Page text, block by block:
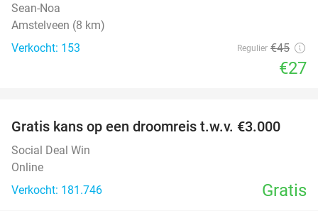
Sean-Noa
Amstelveen (8 km)
Verkocht: 153
Regulier €45
€27
Gratis kans op een droomreis t.w.v. €3.000
Social Deal Win
Online
Verkocht: 181.746
Gratis